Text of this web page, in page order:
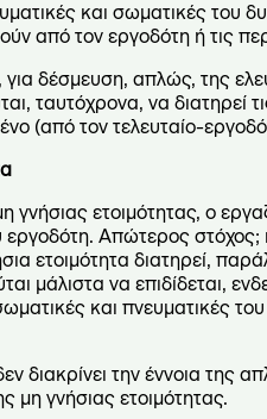
και σωματικές του
από τον εργοδότη ή τις
για δέσμευση, απλώς, της
ταυτόχρονα, να
(από τον τελευταίο-
γνήσιας ετοιμότητας, ο
Απώτερος στόχος;
ετοιμότητα διατηρεί,
μάλιστα να επιδίδεται,
και πνευματικές
διακρίνει την έννοια της
μη γνήσιας ετοιμότητας.